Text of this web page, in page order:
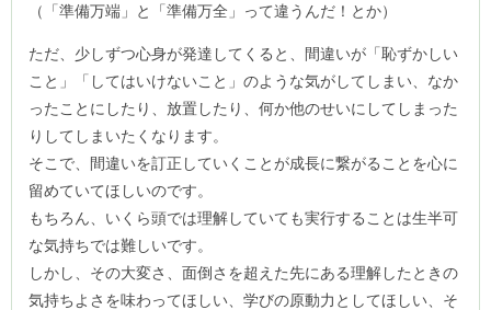
（「準備万端」と「準備万全」って違うんだ！とか）
ただ、少しずつ心身が発達してくると、間違いが「恥ずかしい
こと」「してはいけないこと」のような気がしてしまい、なか
ったことにしたり、放置したり、何か他のせいにしてしまった
りしてしまいたくなります。
そこで、間違いを訂正していくことが成長に繋がることを心に
留めていてほしいのです。
もちろん、いくら頭では理解していても実行することは生半可
な気持ちでは難しいです。
しかし、その大変さ、面倒さを超えた先にある理解したときの
気持ちよさを味わってほしい、学びの原動力としてほしい、そ